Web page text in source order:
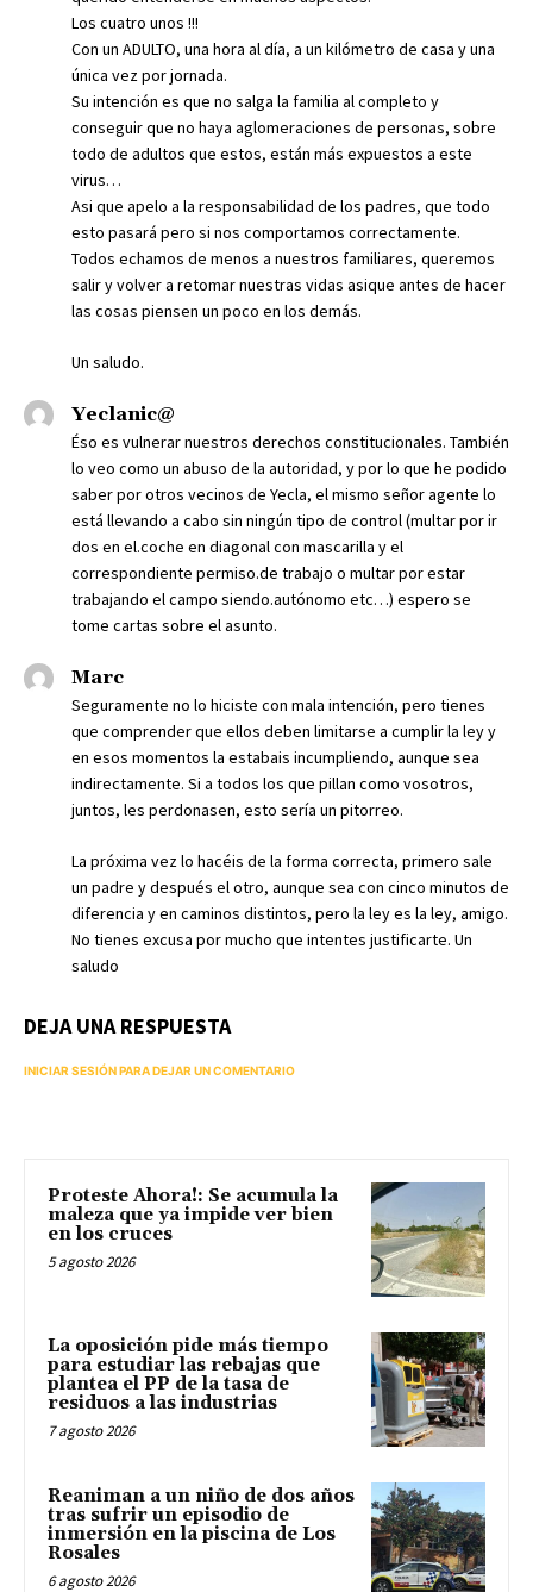
Los cuatro unos !!!
Con un ADULTO, una hora al día, a un kilómetro de casa y una
única vez por jornada.
Su intención es que no salga la familia al completo y
conseguir que no haya aglomeraciones de personas, sobre
todo de adultos que estos, están más expuestos a este
virus…
Asi que apelo a la responsabilidad de los padres, que todo
esto pasará pero si nos comportamos correctamente.
Todos echamos de menos a nuestros familiares, queremos
salir y volver a retomar nuestras vidas asique antes de hacer
las cosas piensen un poco en los demás.
Un saludo.
Yeclanic@
Éso es vulnerar nuestros derechos constitucionales. También
lo veo como un abuso de la autoridad, y por lo que he podido
saber por otros vecinos de Yecla, el mismo señor agente lo
está llevando a cabo sin ningún tipo de control (multar por ir
dos en el.coche en diagonal con mascarilla y el
correspondiente permiso.de trabajo o multar por estar
trabajando el campo siendo.autónomo etc…) espero se
tome cartas sobre el asunto.
Marc
Seguramente no lo hiciste con mala intención, pero tienes
que comprender que ellos deben limitarse a cumplir la ley y
en esos momentos la estabais incumpliendo, aunque sea
indirectamente. Si a todos los que pillan como vosotros,
juntos, les perdonasen, esto sería un pitorreo.
La próxima vez lo hacéis de la forma correcta, primero sale
un padre y después el otro, aunque sea con cinco minutos de
diferencia y en caminos distintos, pero la ley es la ley, amigo.
No tienes excusa por mucho que intentes justificarte. Un
saludo
DEJA UNA RESPUESTA
INICIAR SESIÓN PARA DEJAR UN COMENTARIO
Proteste Ahora!: Se acumula la
maleza que ya impide ver bien
en los cruces
5 agosto 2026
La oposición pide más tiempo
para estudiar las rebajas que
plantea el PP de la tasa de
residuos a las industrias
7 agosto 2026
Reaniman a un niño de dos años
tras sufrir un episodio de
inmersión en la piscina de Los
Rosales
6 agosto 2026